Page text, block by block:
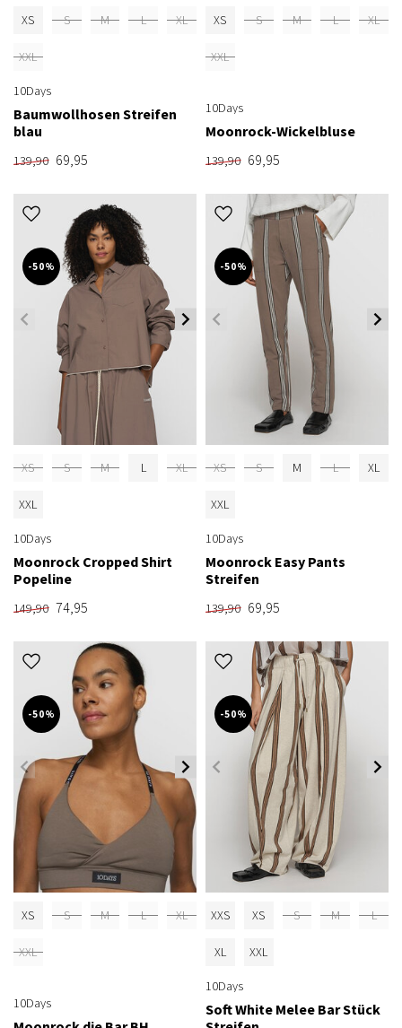
XS S M L XL
XXL
10Days
Baumwollhosen Streifen
blau
139,90 69,95
XS S M L XL
XXL
10Days
Moonrock-Wickelbluse
139,90 69,95
-50%
XS S M L XL
XXL
10Days
Moonrock Cropped Shirt
Popeline
149,90 74,95
-50%
XS S M L XL
XXL
10Days
Moonrock Easy Pants
Streifen
139,90 69,95
-50%
XS S M L XL
XXL
10Days
-50%
XXS XS S M L
XL XXL
10Days
Soft White Melee Bar Stück